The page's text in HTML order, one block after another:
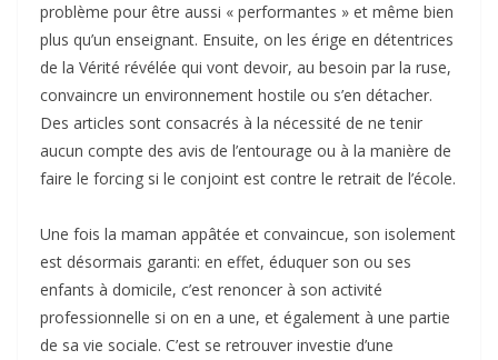
problème pour être aussi « performantes » et même bien
plus qu’un enseignant. Ensuite, on les érige en détentrices
de la Vérité révélée qui vont devoir, au besoin par la ruse,
convaincre un environnement hostile ou s’en détacher.
Des articles sont consacrés à la nécessité de ne tenir
aucun compte des avis de l’entourage ou à la manière de
faire le forcing si le conjoint est contre le retrait de l’école.
Une fois la maman appâtée et convaincue, son isolement
est désormais garanti: en effet, éduquer son ou ses
enfants à domicile, c’est renoncer à son activité
professionnelle si on en a une, et également à une partie
de sa vie sociale. C’est se retrouver investie d’une